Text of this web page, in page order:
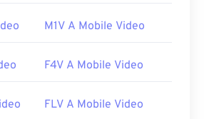
M1V A Mobile Video
F4V A Mobile Video
FLV A Mobile Video